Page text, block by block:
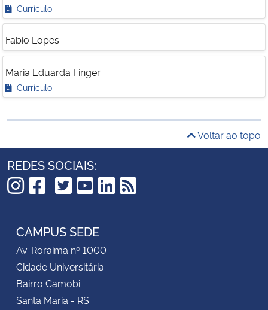
Currículo
Fábio Lopes
Maria Eduarda Finger
Currículo
Voltar ao topo
REDES SOCIAIS:
Instagram
Facebook
TikTok
Twitter
YouTube
LinkedIn
RSS
CAMPUS SEDE
Av. Roraima nº 1000
Cidade Universitária
Bairro Camobi
Santa Maria - RS